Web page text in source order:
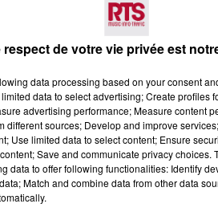
, un produit dérivé utilisé
des solutions énergétiques
permettant aux
également le
respect de votre vie privée est
data processing based on your consent
data to select advertising; Create profiles
advertising performance; Measure content
different sources; Develop and improve
Use limited data to select content; Ensure
Save and communicate privacy
data to offer following functionalities: Identify
Match and combine data from other data